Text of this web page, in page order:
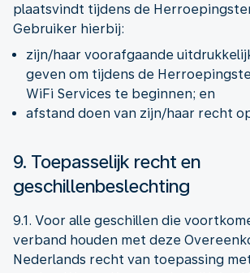
plaatsvindt tijdens de
Gebruiker hierbij:
zijn/haar voorafgaande
geven om tijdens de
WiFi Services te beginnen; en
afstand doen van zijn/haar recht
9. Toepasselijk recht en
geschillenbeslechting
9.1. Voor alle geschillen die
verband houden met deze
Nederlands recht van toepassing